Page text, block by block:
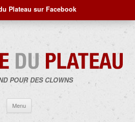
Plateau sur Facebook
POUR DES CLOWNS
Menu
contenu